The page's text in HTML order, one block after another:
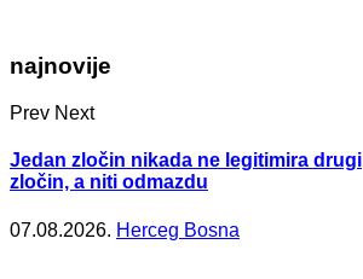
najnovije
Prev Next
Jedan zločin nikada ne legitimira drugi
zločin, a niti odmazdu
07.08.2026. Herceg Bosna